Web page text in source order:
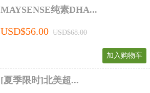
MAYSENSE纯素DHA...
USD$56.00 USD$68.00
加入购物车
[夏季限时]北美超...